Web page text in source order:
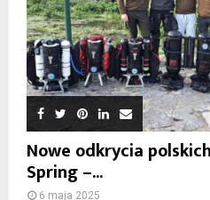
Nowe odkrycia
Spring –...
6 maja 2025